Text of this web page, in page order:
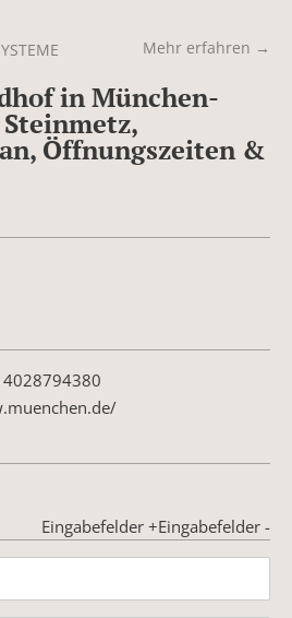
Mehr erfahren →
in München-
Öffnungszeiten &
Eingabefelder -
Eingabefelder +